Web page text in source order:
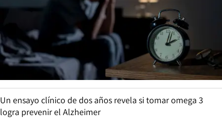
Un ensayo clínico de dos años revela si tomar omega 3
logra prevenir el Alzheimer